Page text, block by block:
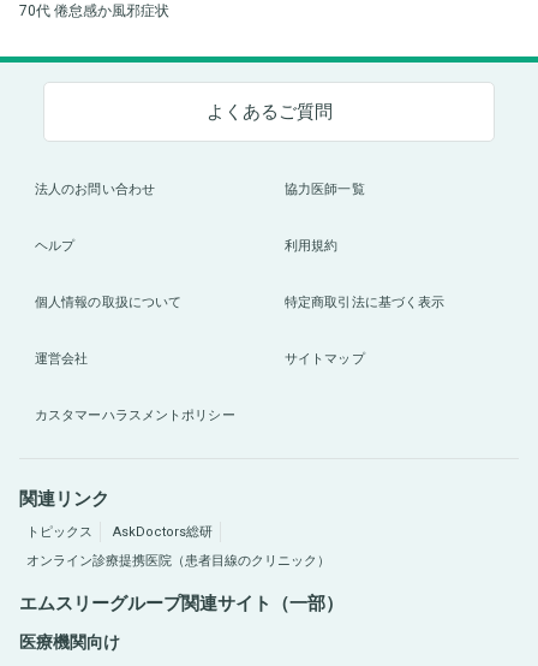
70代 倦怠感か風邪症状
よくあるご質問
法人のお問い合わせ 協力医師一覧
ヘルプ 利用規約
個人情報の取扱について 特定商取引法に基づく表示
運営会社 サイトマップ
カスタマーハラスメントポリシー
関連リンク
トピックス
AskDoctors総研
オンライン診療提携医院（患者目線のクリニック）
エムスリーグループ関連サイト（一部）
医療機関向け